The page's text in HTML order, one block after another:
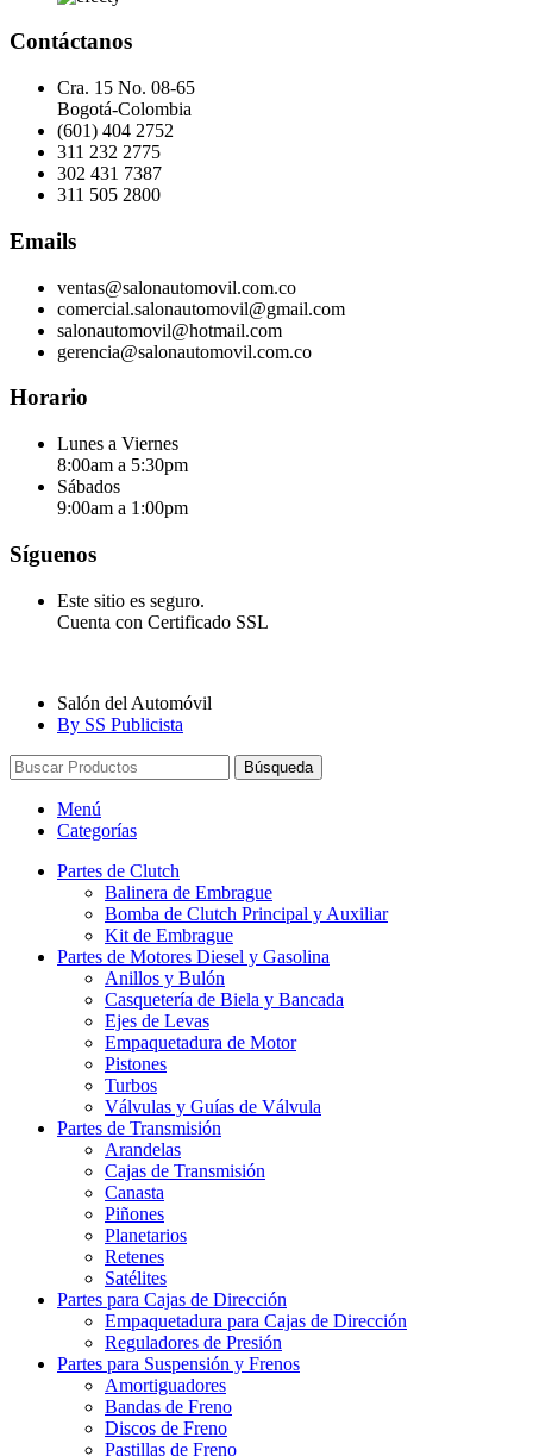
Contáctanos
Cra. 15 No. 08-65
Bogotá-Colombia
(601) 404 2752
311 232 2775
302 431 7387
311 505 2800
Emails
ventas@salonautomovil.com.co
comercial.salonautomovil@gmail.com
salonautomovil@hotmail.com
gerencia@salonautomovil.com.co
Horario
Lunes a Viernes
8:00am a 5:30pm
Sábados
9:00am a 1:00pm
Síguenos
Este sitio es seguro.
Cuenta con Certificado SSL
Salón del Automóvil
By SS Publicista
Búsqueda
Menú
Categorías
Partes de Clutch
Balinera de Embrague
Bomba de Clutch Principal y Auxiliar
Kit de Embrague
Partes de Motores Diesel y Gasolina
Anillos y Bulón
Casquetería de Biela y Bancada
Ejes de Levas
Empaquetadura de Motor
Pistones
Turbos
Válvulas y Guías de Válvula
Partes de Transmisión
Arandelas
Cajas de Transmisión
Canasta
Piñones
Planetarios
Retenes
Satélites
Partes para Cajas de Dirección
Empaquetadura para Cajas de Dirección
Reguladores de Presión
Partes para Suspensión y Frenos
Amortiguadores
Bandas de Freno
Discos de Freno
Pastillas de Freno